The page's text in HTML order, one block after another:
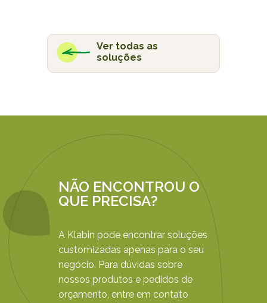
Ver todas as
soluções
NÃO ENCONTROU O
QUE PRECISA?
A Klabin pode encontrar soluções
customizadas apenas para o seu
negócio. Para dúvidas sobre
nossos produtos e pedidos de
orçamento, entre em contato